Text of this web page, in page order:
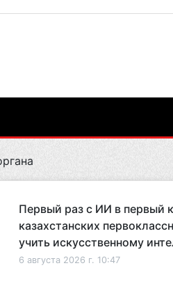
Первый раз с ИИ в первый
казахстанских
учить искусственному
6 августа 2026 г. 10:47